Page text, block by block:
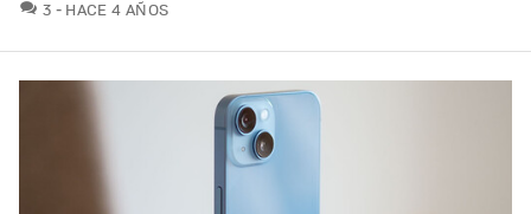
3 COMENTARIOS
HACE 4 AÑOS